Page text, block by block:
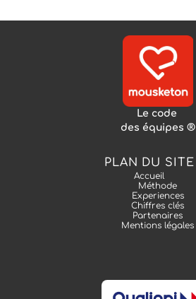
Le code
des équipes ®
PLAN DU SITE
Accueil
Méthode
Experiences
Chiffres clés
Partenaires
Mentions légales